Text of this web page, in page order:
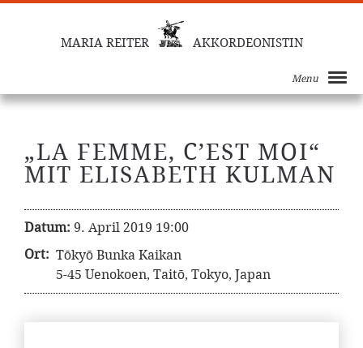
MARIA REITER AKKORDEONISTIN
Menu
„LA FEMME, C’EST MOI“
MIT ELISABETH KULMAN
Datum: 9. April 2019 19:00
Ort: Tōkyō Bunka Kaikan
5-45 Uenokoen, Taitō, Tokyo, Japan